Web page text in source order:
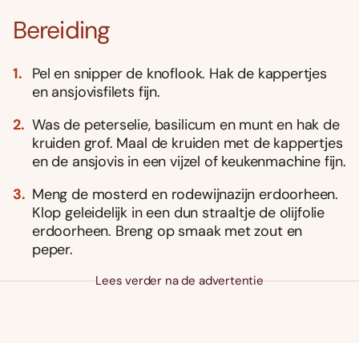
Bereiding
Pel en snipper de knoflook. Hak de kappertjes
en ansjovisfilets fijn.
Was de peterselie, basilicum en munt en hak de
kruiden grof. Maal de kruiden met de kappertjes
en de ansjovis in een vijzel of keukenmachine fijn.
Meng de mosterd en rodewijn­azijn erdoorheen.
Klop geleidelijk in een dun straaltje de olijfolie
erdoorheen. Breng op smaak met zout en
peper.
Lees verder na de advertentie